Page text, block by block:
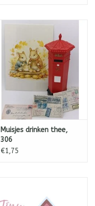
Muisjes drinken thee,
306
€1,75